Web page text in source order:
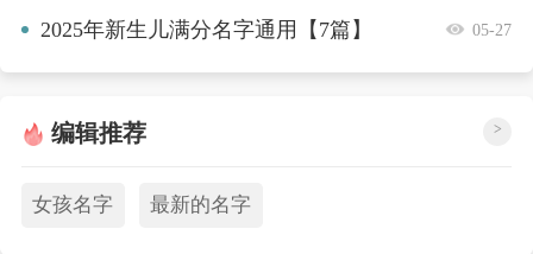
2025年新生儿满分名字通用【7篇】 05-27
编辑推荐 >
女孩名字 最新的名字